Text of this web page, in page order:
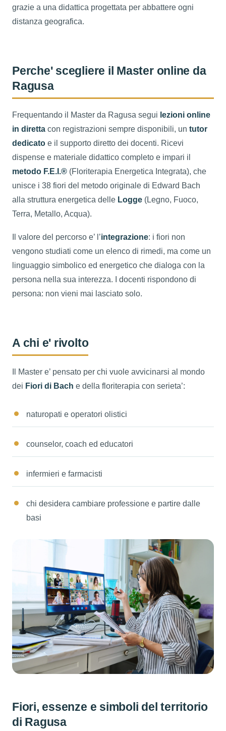
grazie a una didattica progettata per abbattere ogni
distanza geografica.
Perche' scegliere il Master online da
Ragusa
Frequentando il Master da Ragusa segui lezioni online
in diretta con registrazioni sempre disponibili, un tutor
dedicato e il supporto diretto dei docenti. Ricevi
dispense e materiale didattico completo e impari il
metodo F.E.I.® (Floriterapia Energetica Integrata), che
unisce i 38 fiori del metodo originale di Edward Bach
alla struttura energetica delle Logge (Legno, Fuoco,
Terra, Metallo, Acqua).
Il valore del percorso e’ l’integrazione: i fiori non
vengono studiati come un elenco di rimedi, ma come un
linguaggio simbolico ed energetico che dialoga con la
persona nella sua interezza. I docenti rispondono di
persona: non vieni mai lasciato solo.
A chi e' rivolto
Il Master e’ pensato per chi vuole avvicinarsi al mondo
dei Fiori di Bach e della floriterapia con serieta’:
naturopati e operatori olistici
counselor, coach ed educatori
infermieri e farmacisti
chi desidera cambiare professione e partire dalle
basi
Fiori, essenze e simboli del territorio
di Ragusa